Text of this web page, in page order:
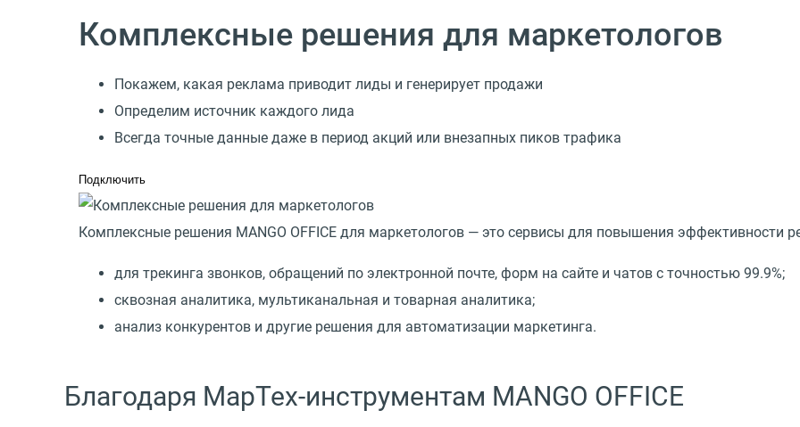
Комплексные решения для маркетологов
Покажем, какая реклама приводит лиды и генерирует продажи
Определим источник каждого лида
Всегда точные данные даже в период акций или внезапных пиков трафика
Подключить
Комплексные решения MANGO OFFICE для маркетологов — это сервисы для повышения эффективности
для трекинга звонков, обращений по электронной почте, форм на сайте и чатов с точностью 99.9%;
сквозная аналитика, мультиканальная и товарная аналитика;
анализ конкурентов и другие решения для автоматизации маркетинга.
Благодаря МарТех-инструментам MANGO OFFICE